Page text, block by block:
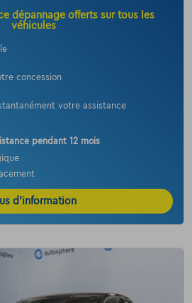
dépannage offerts sur tous les
véhicules
concession
votre assistance
pendant 12 mois
d’information